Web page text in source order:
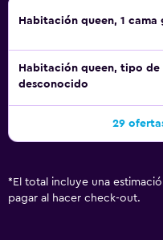
Habitación queen, 1 cama
Habitación queen, tipo de
desconocido
29
* El total incluye una
pagar al hacer check-out.